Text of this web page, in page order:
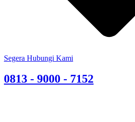
Segera Hubungi Kami
0813 - 9000 - 7152